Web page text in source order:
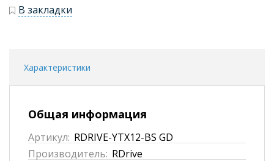
В закладки
Характеристики
Общая информация
Артикул: RDRIVE-YTX12-BS GD
Производитель: RDrive